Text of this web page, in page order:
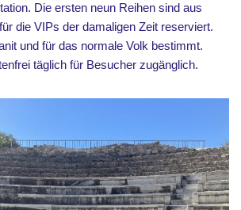
Die ersten neun Reihen sind aus
die VIPs der damaligen Zeit reserviert.
und für das normale Volk bestimmt.
täglich für Besucher zugänglich.